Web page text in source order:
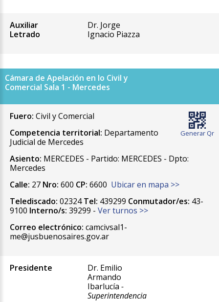
Auxiliar
Letrado
Dr. Jorge
Ignacio Piazza
Cámara de Apelación en lo Civil y
Comercial Sala 1 - Mercedes
Generar Qr
Fuero: Civil y Comercial
Competencia territorial: Departamento
Judicial de Mercedes
Asiento: MERCEDES - Partido: MERCEDES - Dpto:
Mercedes
Calle: 27 Nro: 600 CP: 6600 Ubicar en mapa >>
Telediscado: 02324Tel: 439299 Conmutador/es: 43-
9100 Interno/s: 39299 - Ver turnos >>
Correo electrónico: camcivsal1-
me@jusbuenosaires.gov.ar
Presidente
Dr. Emilio
Armando
Ibarlucía -
Superintendencia